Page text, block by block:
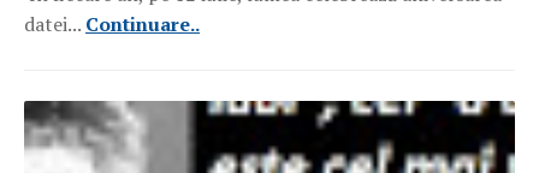
datei... Continuare..